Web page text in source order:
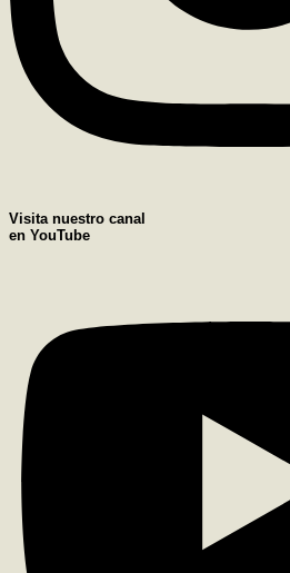
Visita nuestro canal
en YouTube